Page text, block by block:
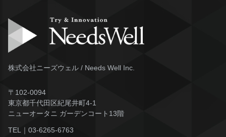
株式会社ニーズウェル / Needs Well Inc.
〒102-0094
東京都千代田区紀尾井町4-1
ニューオータニ ガーデンコート13階
TEL｜ 03-6265-6763